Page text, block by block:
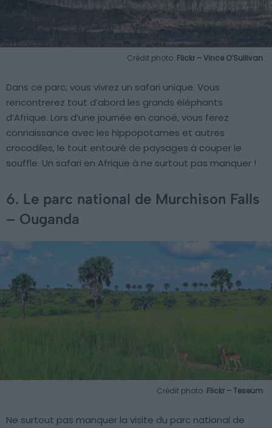
Crédit photo :Flickr – Vince O’Sullivan
Dans ce parc, vous vivrez un safari unique. Vous
rencontrerez tout d’abord les grands éléphants
d’Afrique. Lors d’une journée en canoë, vous ferez
connaissance avec les hippopotames et autres
crocodiles, le tout entouré de paysages à couper le
souffle. Un safari en Afrique à ne surtout pas manquer !
6. Le parc national de Murchison Falls
– Ouganda
Crédit photo :Flickr – Teseum
Ne surtout pas manquer la visite du parc national de